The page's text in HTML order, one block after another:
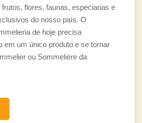
flores, faunas, especiarias e
do nosso país. O
de hoje precisa
em um único produto e se tornar
ou Sommelière da